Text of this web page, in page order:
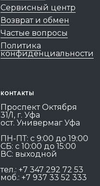
Сервисный центр
Возврат и обмен
Частые вопросы
Политика
конфиденциальности
КОНТАКТЫ
Проспект Октября
31/1, г. Уфа
ост. Универмаг Уфа
ПН-ПТ: c 9:00 до 19:00
СБ: с 10:00 до 15:00
ВС: выходной
тел.: +7 347 292 72 53
моб.: +7 937 33 52 333